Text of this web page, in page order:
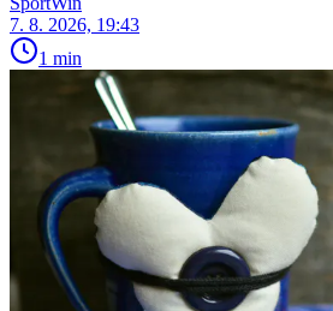
7. 8. 2026, 19:43
1 min